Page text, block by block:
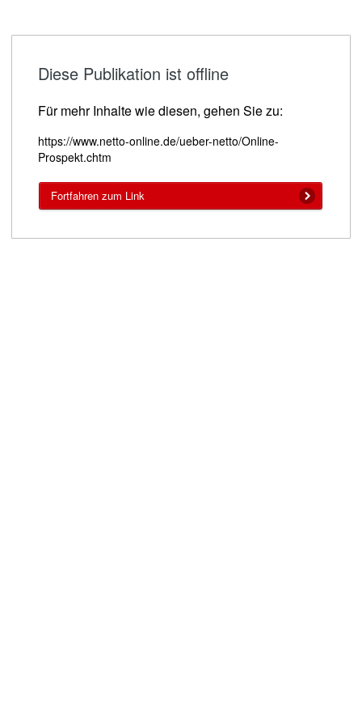
Diese Publikation ist offline
Für mehr Inhalte wie diesen, gehen Sie zu:
https://www.netto-online.de/ueber-netto/Online-
Prospekt.chtm
Fortfahren zum Link